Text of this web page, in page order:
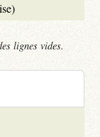
lignes vides.